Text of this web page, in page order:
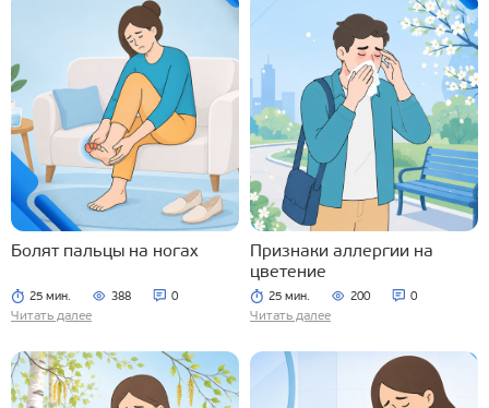
Болят пальцы на ногах
25 мин. 388 0
Читать далее
Признаки аллергии на
цветение
25 мин. 200 0
Читать далее